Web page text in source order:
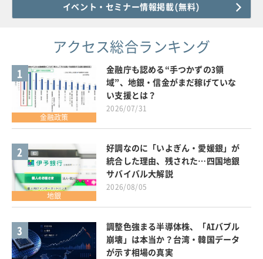
イベント・セミナー情報掲載(無料)
アクセス総合ランキング
1
金融政策
金融庁も認める“手つかずの3領
域”、地銀・信金がまだ稼げていな
い支援とは？
2026/07/31
2
地銀
好調なのに「いよぎん・愛媛銀」が
統合した理由、残された…四国地銀
サバイバル大解説
2026/08/05
3
調整色強まる半導体株、「AIバブル
崩壊」は本当か？台湾・韓国データ
が示す相場の真実